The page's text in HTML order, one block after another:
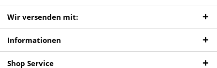
Wir versenden mit:
Informationen
Shop Service